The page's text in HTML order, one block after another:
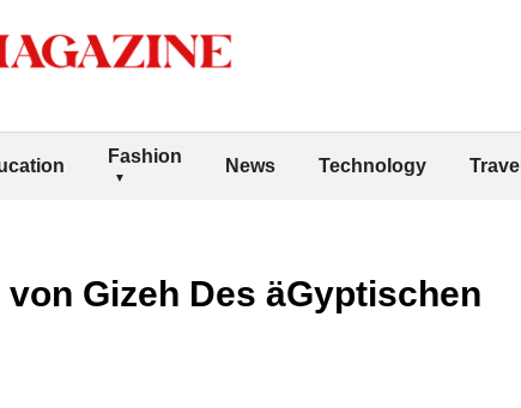
Fashion News Technology Travel
Gizeh Des äGyptischen